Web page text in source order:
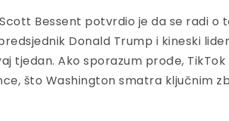
Bessent potvrdio je da se radi o
Donald Trump i kineski
tjedan. Ako sporazum prođe,
što Washington smatra ključnim